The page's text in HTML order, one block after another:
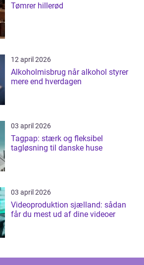
Tømrer hillerød
12 april 2026
Alkoholmisbrug når alkohol styrer
mere end hverdagen
03 april 2026
Tagpap: stærk og fleksibel
tagløsning til danske huse
03 april 2026
Videoproduktion sjælland: sådan
får du mest ud af dine videoer